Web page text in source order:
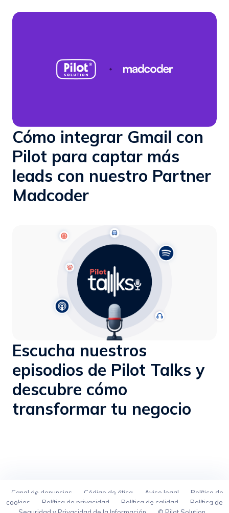
Cómo integrar Gmail con
Pilot para captar más
leads con nuestro Partner
Madcoder
Escucha nuestros
episodios de Pilot Talks y
descubre cómo
transformar tu negocio
Canal de denuncias Código de ética Aviso legal
Política de
cookies
Política de privacidad Política de calidad
Política de